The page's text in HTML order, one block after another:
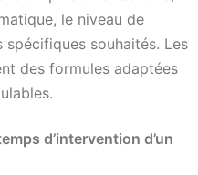
le niveau de
souhaités. Les
des formules adaptées
d’intervention d’un